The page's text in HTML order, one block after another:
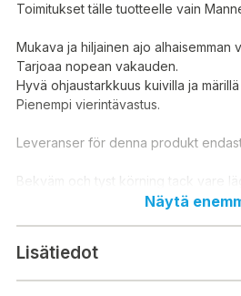
Toimitukset tälle tuotteelle vain
Mukava ja hiljainen ajo alhaisemman
Tarjoaa nopean vakauden.
Hyvä ohjaustarkkuus kuivilla ja
Pienempi vierintävastus.
Leveranser för denna produkt
Bekväm och tyst körning tack vare
Erbjuder snabb stabilitet.Näytä
Lisätiedot